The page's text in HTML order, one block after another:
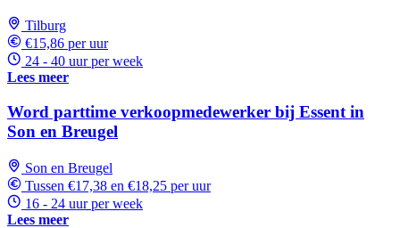
Tilburg
€15,86 per uur
24 - 40 uur per week
Lees meer
Word parttime verkoopmedewerker bij Essent in
Son en Breugel
Son en Breugel
Tussen €17,38 en €18,25 per uur
16 - 24 uur per week
Lees meer